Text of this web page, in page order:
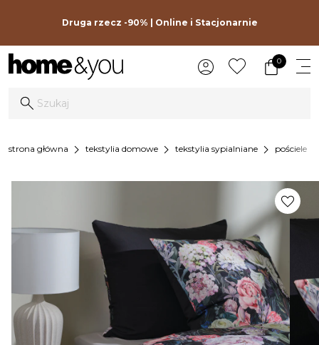
Druga rzecz -90% | Online i Stacjonarnie
0
strona główna chevron_right tekstylia domowe chevron_right tekstylia sypialniane chevron_right pościele
favorite